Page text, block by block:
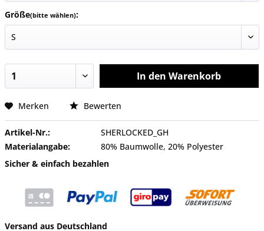
Größe(bitte wählen):
In den Warenkorb
Merken Bewerten
Artikel-Nr.:
SHERLOCKED_GH
Materialangabe:
80% Baumwolle, 20% Polyester
Sicher & einfach bezahlen
Versand aus Deutschland